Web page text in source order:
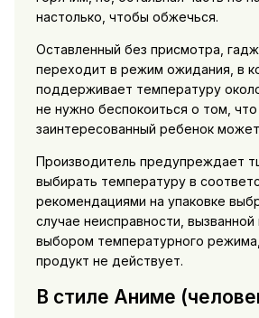
настолько, чтобы обжечься.
Оставленный без присмотра,
переходит в режим ожидания, в
поддерживает температуру
не нужно беспокоиться о том, что
заинтересованный ребенок
Производитель предупреждает
выбирать температуру в
рекомендациями на упаковке
случае неисправности,
выбором температурного режима,
продукт не действует.
В стиле Аниме